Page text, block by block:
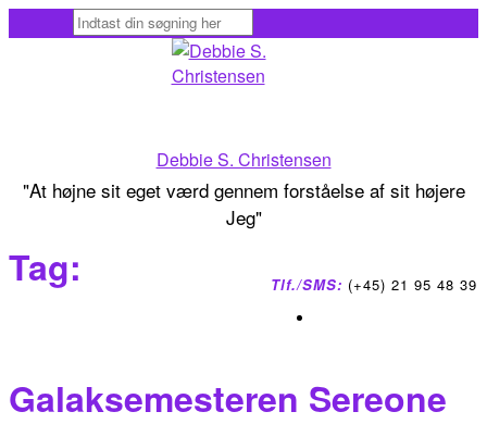
to
Debbie S. Christensen
"At højne sit eget værd gennem forståelse af sit højere
Jeg"
Tlf./SMS: (+45) 21 95 48 39
Tag:
Galaksemesteren Sereone